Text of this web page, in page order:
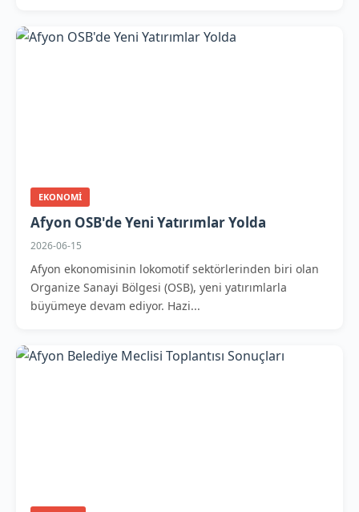
EKONOMI
Afyon OSB'de Yeni Yatırımlar Yolda
2026-06-15
Afyon ekonomisinin lokomotif sektörlerinden biri olan
Organize Sanayi Bölgesi (OSB), yeni yatırımlarla
büyümeye devam ediyor. Hazi...